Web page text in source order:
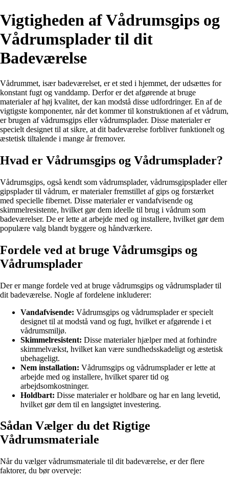
Vigtigheden af Vådrumsgips og
Vådrumsplader til dit
Badeværelse
Vådrummet, især badeværelset, er et sted i hjemmet, der udsættes for
konstant fugt og vanddamp. Derfor er det afgørende at bruge
materialer af høj kvalitet, der kan modstå disse udfordringer. En af de
vigtigste komponenter, når det kommer til konstruktionen af et vådrum,
er brugen af vådrumsgips eller vådrumsplader. Disse materialer er
specielt designet til at sikre, at dit badeværelse forbliver funktionelt og
æstetisk tiltalende i mange år fremover.
Hvad er Vådrumsgips og Vådrumsplader?
Vådrumsgips, også kendt som vådrumsplader, vådrumsgipsplader eller
gipsplader til vådrum, er materialer fremstillet af gips og forstærket
med specielle fibernet. Disse materialer er vandafvisende og
skimmelresistente, hvilket gør dem ideelle til brug i vådrum som
badeværelser. De er lette at arbejde med og installere, hvilket gør dem
populære valg blandt byggere og håndværkere.
Fordele ved at bruge Vådrumsgips og
Vådrumsplader
Der er mange fordele ved at bruge vådrumsgips og vådrumsplader til
dit badeværelse. Nogle af fordelene inkluderer:
Vandafvisende: Vådrumsgips og vådrumsplader er specielt
designet til at modstå vand og fugt, hvilket er afgørende i et
vådrumsmiljø.
Skimmelresistent: Disse materialer hjælper med at forhindre
skimmelvækst, hvilket kan være sundhedsskadeligt og æstetisk
ubehageligt.
Nem installation: Vådrumsgips og vådrumsplader er lette at
arbejde med og installere, hvilket sparer tid og
arbejdsomkostninger.
Holdbart: Disse materialer er holdbare og har en lang levetid,
hvilket gør dem til en langsigtet investering.
Sådan Vælger du det Rigtige
Vådrumsmateriale
Når du vælger vådrumsmateriale til dit badeværelse, er der flere
faktorer, du bør overveje: